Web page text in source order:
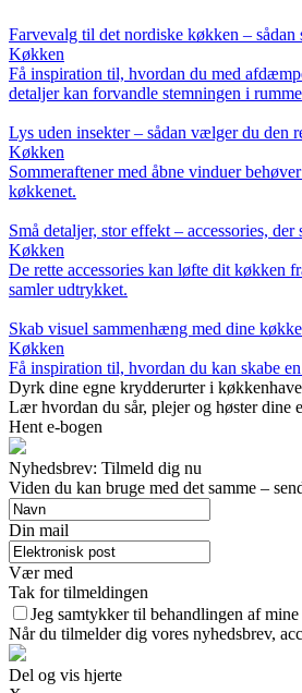
Farvevalg til det nordiske køkken –
Køkken
Få inspiration til, hvordan du med
detaljer kan forvandle stemningen i
Lys uden insekter – sådan vælger du den
Køkken
Sommeraftener med åbne vinduer
køkkenet.
Små detaljer, stor effekt – accessories,
Køkken
De rette accessories kan løfte dit køkken
samler udtrykket.
Skab visuel sammenhæng med dine
Køkken
Få inspiration til, hvordan du kan skabe
Dyrk dine egne krydderurter i
Lær hvordan du sår, plejer og høster dine
Hent e-bogen
Nyhedsbrev: Tilmeld dig nu
Viden du kan bruge med det samme –
Din mail
Vær med
Tak for tilmeldingen
Jeg samtykker til behandlingen af
Når du tilmelder dig vores nyhedsbrev,
Del og vis hjerte